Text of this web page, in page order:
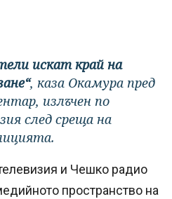
искат край на
, каза Окамура пред
излъчен по
след среща на
и Чешко радио
пространство на